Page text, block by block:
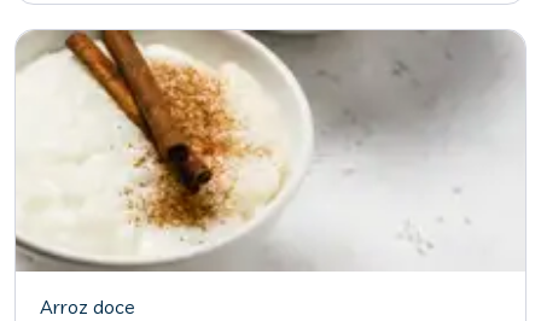
Arroz doce